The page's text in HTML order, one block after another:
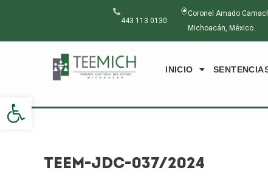
Abrir barra de herramientas
443 113 0130
Coronel Amado
Michoacán, México.
INICIO
TEEM-JDC-037/2024